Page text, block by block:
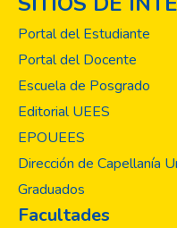
promedio
larvarios;
6.7, 6.2 y
urbanos,
frutales.
Portal del Estudiante
Portal del Docente
Escuela de Posgrado
Editorial UEES
EPOUEES
Dirección de Capellanía
Graduados
Facultades